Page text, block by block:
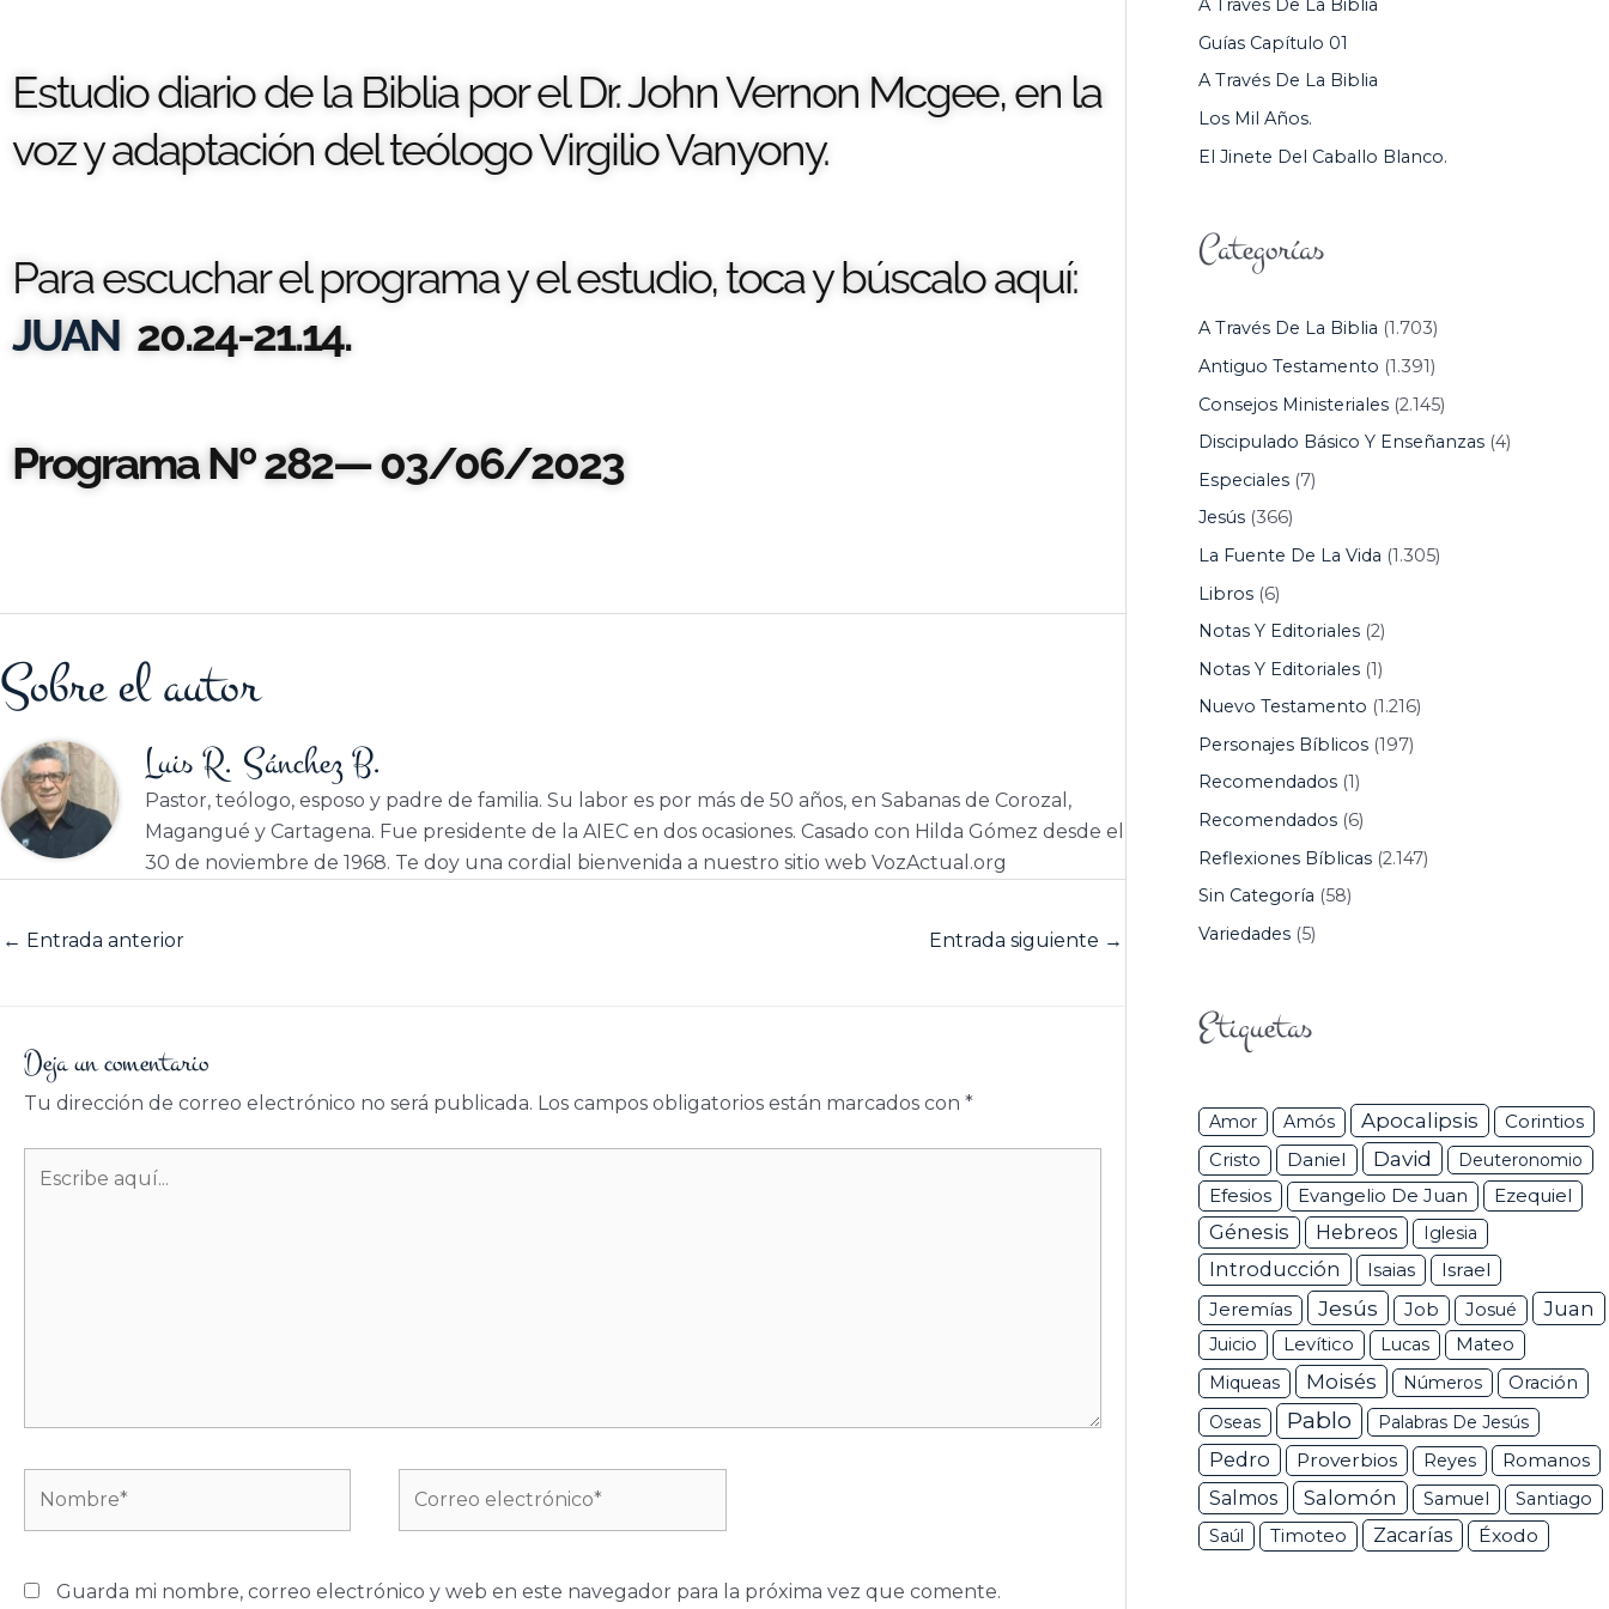
Estudio diario de la Biblia por el Dr. John Vernon Mcgee, en la
voz y adaptación del teólogo Virgilio Vanyony.
Para escuchar el programa y el estudio, toca y búscalo aquí:
JUAN 20.24-21.14.
Programa Nº 282— 03/06/2023
Sobre el autor
Luis R. Sánchez B.
Pastor, teólogo, esposo y padre de familia. Su labor es por más de 50 años, en Sabanas de Corozal,
Magangué y Cartagena. Fue presidente de la AIEC en dos ocasiones. Casado con Hilda Gómez desde el
30 de noviembre de 1968. Te doy una cordial bienvenida a nuestro sitio web VozActual.org
← Entrada anterior Entrada siguiente →
Deja un comentario
Tu dirección de correo electrónico no será publicada. Los campos obligatorios están marcados con *
Guarda mi nombre, correo electrónico y web en este navegador para la próxima vez que comente.
R
:
A Través De La Biblia
Guías Capítulo 01
A Través De La Biblia
Los Mil Años.
El Jinete Del Caballo Blanco.
Categorías
A Través De La Biblia (1.703)
Antiguo Testamento (1.391)
Consejos Ministeriales(2.145)
Discipulado Básico Y Enseñanzas(4)
Especiales(7)
Jesús(366)
La Fuente De La Vida (1.305)
Libros(6)
Notas Y Editoriales(2)
Notas Y Editoriales(1)
Nuevo Testamento (1.216)
Personajes Bíblicos(197)
Recomendados(1)
Recomendados(6)
Reflexiones Bíblicas(2.147)
Sin Categoría (58)
Variedades(5)
Etiquetas
Amor Amós Apocalipsis Corintios
Cristo Daniel David Deuteronomio
Efesios Evangelio De Juan Ezequiel
Génesis Hebreos Iglesia
Introducción Isaias Israel
Jeremías Jesús Job Josué Juan
Juicio Levítico Lucas
Mateo
Miqueas
Moisés Números
Oración
Oseas
Pablo Palabras De Jesús
Pedro Proverbios Reyes
Romanos
Salmos
Salomón Samuel
Santiago
Saúl
Timoteo Zacarías Éxodo